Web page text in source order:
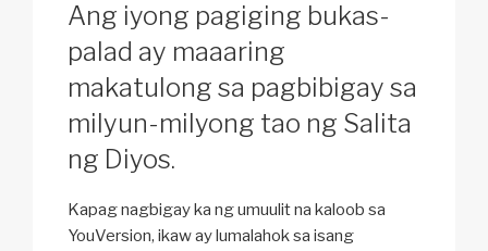
Ang iyong pagiging bukas-
palad ay maaaring
makatulong sa pagbibigay sa
milyun-milyong tao ng Salita
ng Diyos.
Kapag nagbigay ka ng umuulit na kaloob sa
YouVersion, ikaw ay lumalahok sa isang